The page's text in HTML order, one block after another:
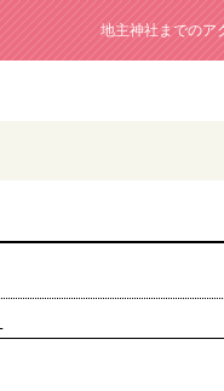
地主神社までのア